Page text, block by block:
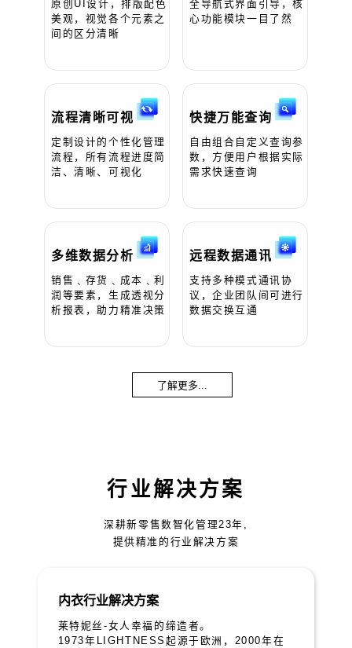
原创UI设计，排版配色
美观，视觉各个元素之
间的区分清晰
全导航式界面引导，核
心功能模块一目了然
流程清晰可视
定制设计的个性化管理
流程，所有流程进度简
洁、清晰、可视化
快捷万能查询
自由组合自定义查询参
数，方便用户根据实际
需求快速查询
多维数据分析
销售﹑存货﹑成本﹑利
润等要素，生成透视分
析报表，助力精准决策
远程数据通讯
支持多种模式通讯协
议，企业团队间可进行
数据交换互通
了解更多...
行业解决方案
深耕新零售数智化管理23年,
提供精准的行业解决方案
内衣行业解决方案
莱特妮丝-女人幸福的缔造者。
1973年LIGHTNESS起源于欧洲，2000年在